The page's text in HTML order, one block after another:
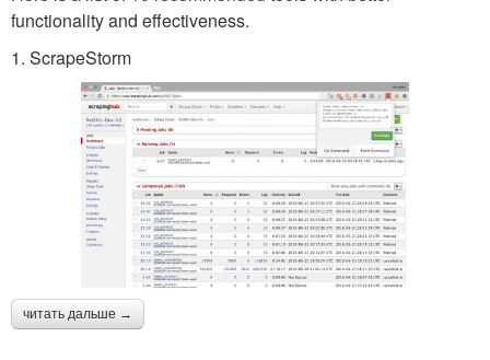
functionality and effectiveness.
1. ScrapeStorm
читать дальше →